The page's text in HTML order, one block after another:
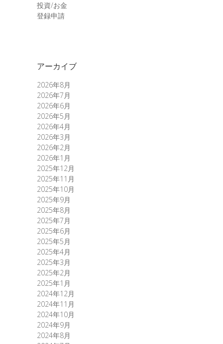
投資/お金
登録申請
アーカイブ
2026年8月
2026年7月
2026年6月
2026年5月
2026年4月
2026年3月
2026年2月
2026年1月
2025年12月
2025年11月
2025年10月
2025年9月
2025年8月
2025年7月
2025年6月
2025年5月
2025年4月
2025年3月
2025年2月
2025年1月
2024年12月
2024年11月
2024年10月
2024年9月
2024年8月